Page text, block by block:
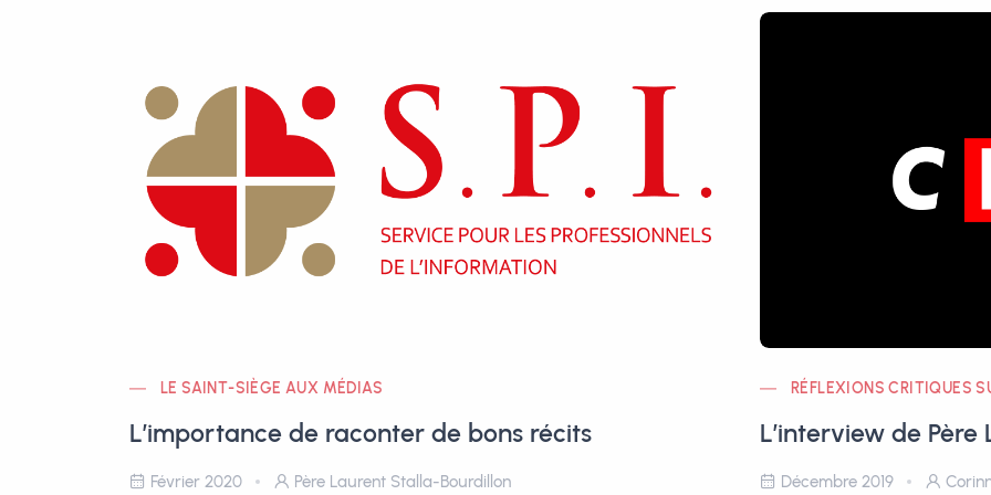
LE SAINT-SIÈGE AUX MÉDIAS
L’importance de raconter de bons récits
Février 2020 Père Laurent Stalla-Bourdillon
RÉFLEXIONS CRITIQUES
L’interview de
Décembre 2019